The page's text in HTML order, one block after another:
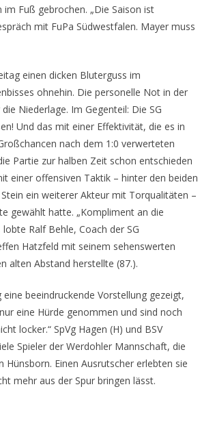
Fuß gebrochen. „Die Saison ist
mit FuPa Südwestfalen. Mayer muss
einen dicken Bluterguss im
ohnehin. Die personelle Not in der
Niederlage. Im Gegenteil: Die SG
Und das mit einer Effektivität, die es in
nach dem 1:0 verwerteten
Partie zur halben Zeit schon entschieden
einer offensiven Taktik – hinter den beiden
ein weiterer Akteur mit Torqualitäten –
gewählt hatte. „Kompliment an die
Ralf Behle, Coach der SG
Hatzfeld mit seinem sehenswerten
alten Abstand herstellte (87.).
beeindruckende Vorstellung gezeigt,
eine Hürde genommen und sind noch
locker.“ SpVg Hagen (H) und BSV
Spieler der Werdohler Mannschaft, die
Einen Ausrutscher erlebten sie
mehr aus der Spur bringen lässt.